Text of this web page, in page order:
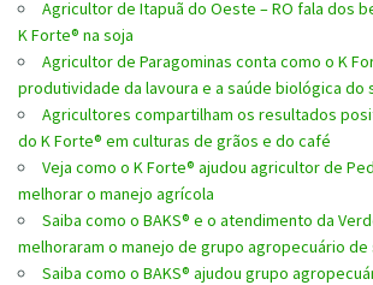
Agricultor de Itapuã do Oeste – RO fala dos
K Forte® na soja
Agricultor de Paragominas conta como o K
produtividade da lavoura e a saúde biológica do
Agricultores compartilham os resultados
do K Forte® em culturas de grãos e do café
Veja como o K Forte® ajudou agricultor de
melhorar o manejo agrícola
Saiba como o BAKS® e o atendimento da
melhoraram o manejo de grupo agropecuário de
Saiba como o BAKS® ajudou grupo